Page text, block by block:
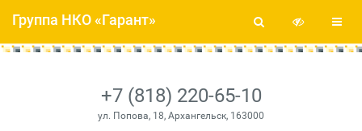
+7 (818) 220-65-10
ул. Попова, 18, Архангельск, 163000
Группа НКО «Гарант»